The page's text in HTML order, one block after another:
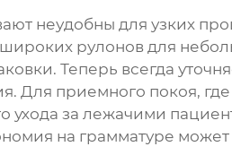
неудобны для узких
рулонов для
Теперь всегда
Для приемного покоя,
за лежачими
на грамматуре